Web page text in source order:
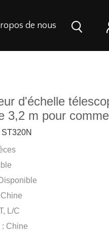
de nous
d'échelle
3,2 m pour
ST320N
L/C
: Chine